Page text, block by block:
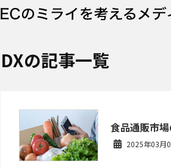
機能一覧
外部サービス連携
インフラ環境・サポートショッピングモー
通販受注対応
ECと通販の連動を可能に
DXの記事一覧
食品通販市
2025年03月